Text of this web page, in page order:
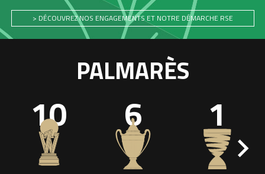
> DÉCOUVREZ NOS ENGAGEMENTS ET NOTRE DÉMARCHE RSE
PALMARÈS
10 6 1